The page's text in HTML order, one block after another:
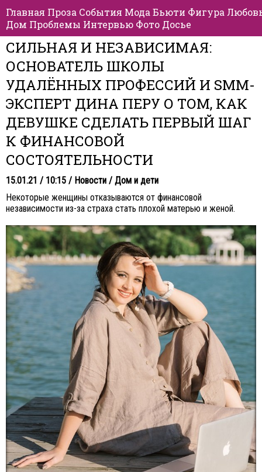
Главная Проза События Мода Бьюти Фигура
Дом Проблемы Интервью Фото Досье
СИЛЬНАЯ И НЕЗАВИСИМАЯ:
ОСНОВАТЕЛЬ ШКОЛЫ
УДАЛЁННЫХ ПРОФЕССИЙ И SMM-
ЭКСПЕРТ ДИНА ПЕРУ О ТОМ, КАК
ДЕВУШКЕ СДЕЛАТЬ ПЕРВЫЙ ШАГ
К ФИНАНСОВОЙ
СОСТОЯТЕЛЬНОСТИ
15.01.21 / 10:15 / Новости / Дом и дети
Некоторые женщины отказываются от финансовой
независимости из-за страха стать плохой матерью и женой.